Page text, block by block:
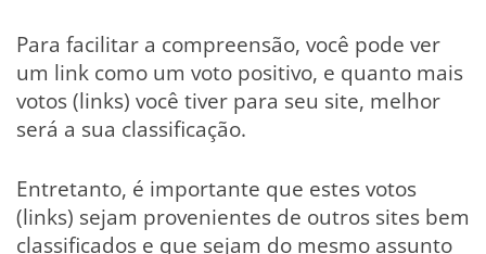
Para facilitar a compreensão, você pode ver
um link como um voto positivo, e quanto mais
votos (links) você tiver para seu site, melhor
será a sua classificação.
Entretanto, é importante que estes votos
(links) sejam provenientes de outros sites bem
classificados e que sejam do mesmo assunto